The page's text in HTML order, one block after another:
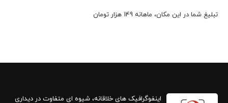
تبلیغ شما در این مکان، ماهانه 149 هزار تومان